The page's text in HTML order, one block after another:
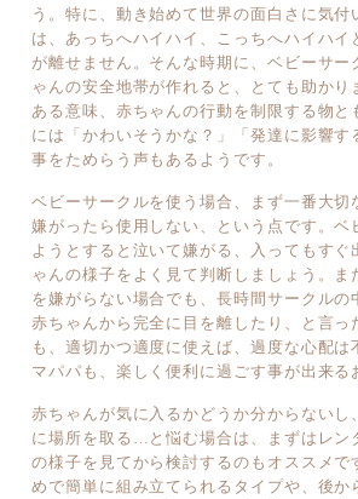
う。特に、動き始めて世界の面白さに気付
は、あっちへハイハイ、こっちへハイハイ
が離せません。そんな時期に、ベビーサー
ゃんの安全地帯が作れると、とても助かり
ある意味、赤ちゃんの行動を制限する物と
には「かわいそうかな？」「発達に影響す
事をためらう声もあるようです。
ベビーサークルを使う場合、まず一番大切
嫌がったら使用しない、という点です。ベ
ようとすると泣いて嫌がる、入ってもすぐ
ゃんの様子をよく見て判断しましょう。ま
を嫌がらない場合でも、長時間サークルの
赤ちゃんから完全に目を離したり、と言っ
も、適切かつ適度に使えば、過度な心配は
マパパも、楽しく便利に過ごす事が出来る
赤ちゃんが気に入るかどうか分からないし
に場所を取る…と悩む場合は、まずはレン
の様子を見てから検討するのもオススメで
めで簡単に組み立てられるタイプや、後か